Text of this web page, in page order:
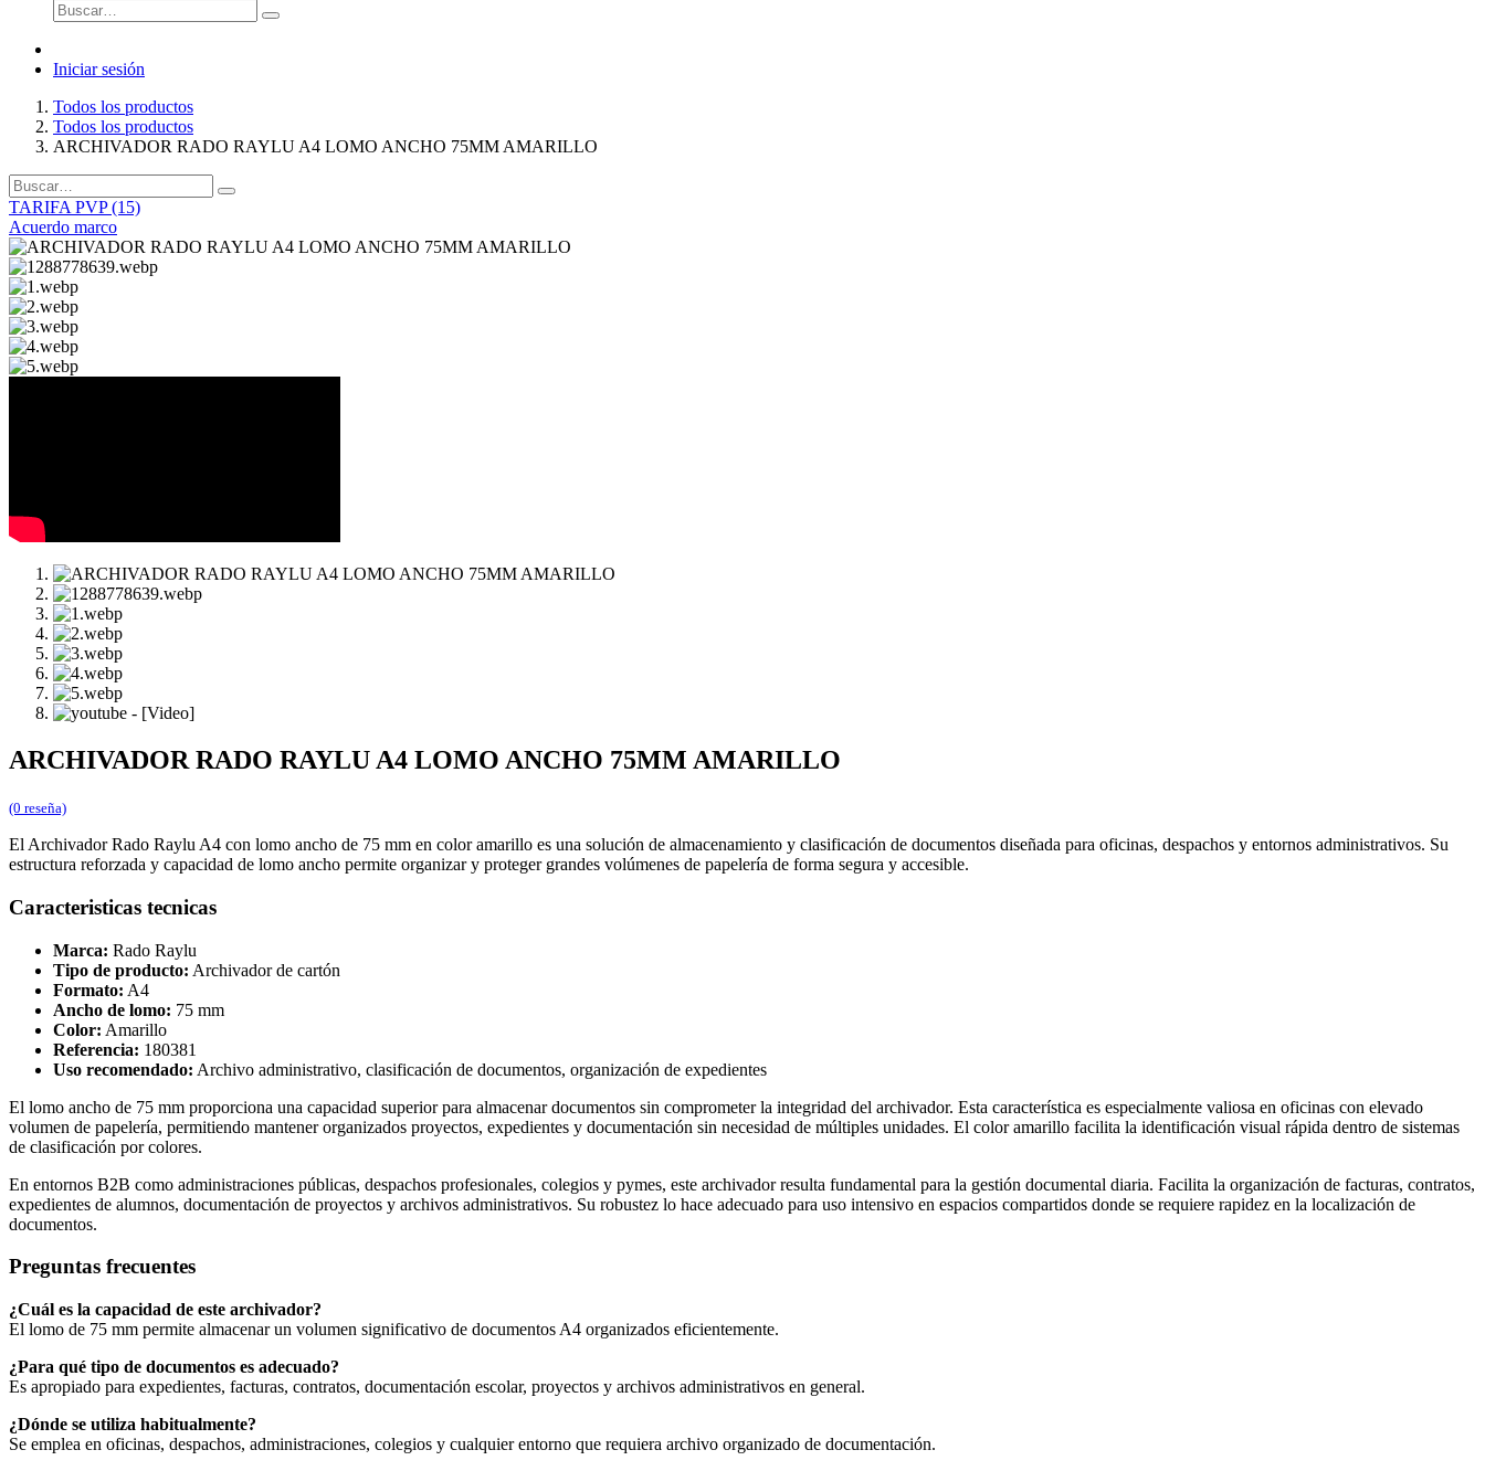
Iniciar sesión
Todos los productos
Todos los productos
ARCHIVADOR RADO RAYLU A4 LOMO ANCHO 75MM AMARILLO
TARIFA PVP (15)
Acuerdo marco
ARCHIVADOR RADO RAYLU A4 LOMO ANCHO 75MM AMARILLO
(0 reseña)
El Archivador Rado Raylu A4 con lomo ancho de 75 mm en color amarillo es una solución de almacenamiento y clasificación de documentos diseñada para oficinas, despachos y entornos administrativos. Su
estructura reforzada y capacidad de lomo ancho permite organizar y proteger grandes volúmenes de papelería de forma segura y accesible.
Caracteristicas tecnicas
Marca: Rado Raylu
Tipo de producto: Archivador de cartón
Formato: A4
Ancho de lomo: 75 mm
Color: Amarillo
Referencia: 180381
Uso recomendado: Archivo administrativo, clasificación de documentos, organización de expedientes
El lomo ancho de 75 mm proporciona una capacidad superior para almacenar documentos sin comprometer la integridad del archivador. Esta característica es especialmente valiosa en oficinas con elevado
volumen de papelería, permitiendo mantener organizados proyectos, expedientes y documentación sin necesidad de múltiples unidades. El color amarillo facilita la identificación visual rápida dentro de sistemas
de clasificación por colores.
En entornos B2B como administraciones públicas, despachos profesionales, colegios y pymes, este archivador resulta fundamental para la gestión documental diaria. Facilita la organización de facturas, contratos,
expedientes de alumnos, documentación de proyectos y archivos administrativos. Su robustez lo hace adecuado para uso intensivo en espacios compartidos donde se requiere rapidez en la localización de
documentos.
Preguntas frecuentes
¿Cuál es la capacidad de este archivador?
El lomo de 75 mm permite almacenar un volumen significativo de documentos A4 organizados eficientemente.
¿Para qué tipo de documentos es adecuado?
Es apropiado para expedientes, facturas, contratos, documentación escolar, proyectos y archivos administrativos en general.
¿Dónde se utiliza habitualmente?
Se emplea en oficinas, despachos, administraciones, colegios y cualquier entorno que requiera archivo organizado de documentación.